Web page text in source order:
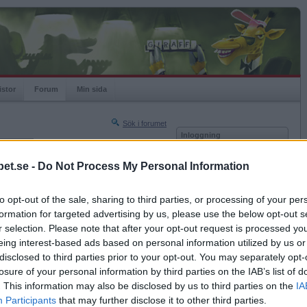
- Do Not Process My Personal Information
opt-out of the sale, sharing to third parties, or processing of your
for targeted advertising by us, please use the below opt-out
selection. Please note that after your opt-out request is processed
interest-based ads based on personal information utilized by us
to third parties prior to your opt-out. You may separately
of your personal information by third parties on the IAB’s list of
This information may also be disclosed by us to third parties on the
Participants that may further disclose it to other third parties.
Forum Min sida
Sök i forumet
Nästa sida »
2024-06-18 10:19
Inloggning
Kom ihåg mig
Glömt ditt lösenord?
Få ny aktiveringslänk
Betapet är gratis!